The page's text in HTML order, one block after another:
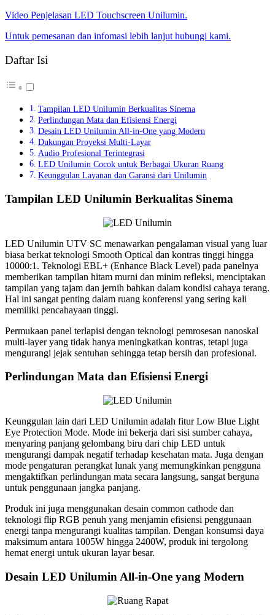
Video Penjelasan LED Touchscreen Unilumin.
Untuk pemesanan dan infomasi lebih lanjut hubungi kami.
Daftar Isi
Tampilan LED Unilumin Berkualitas Sinema
Perlindungan Mata dan Efisiensi Energi
Desain LED Unilumin All-in-One yang Modern
Dukungan Proyeksi Multi-Layar
Audio Profesional Terintegrasi
LED Unilumin Cocok untuk Berbagai Ukuran Ruang
Keunggulan Layanan dan Garansi dari Unilumin
Tampilan LED Unilumin Berkualitas Sinema
LED Unilumin UTV SC menawarkan pengalaman visual yang luar
biasa berkat teknologi Smooth Optical dan kontras tinggi hingga
10000:1. Teknologi EBL+ (Enhance Black Level) pada panelnya
memberikan tampilan hitam murni dan minim refleksi, menciptakan
tampilan yang tajam dan jernih bahkan dalam kondisi cahaya terang.
Hal ini sangat penting dalam ruang konferensi yang sering kali
memiliki pencahayaan tinggi.
Permukaan panel terlapisi dengan teknologi pemrosesan nanoskal
multi-layer yang tidak hanya meningkatkan kontras, tetapi juga
mengurangi jejak sentuhan sehingga tetap bersih dan profesional.
Perlindungan Mata dan Efisiensi Energi
Keunggulan lain dari LED Unilumin adalah fitur Low Blue Light
Eye Protection Mode. Mode ini bekerja dari sisi sumber cahaya,
menyaring panjang gelombang biru dari chip LED untuk
mengurangi dampak negatif terhadap kesehatan mata. Juga dengan
mode pengaturan perangkat lunak yang memungkinkan pengguna
mengaktifkan perlindungan mata secara langsung, sangat berguna
untuk penggunaan jangka panjang.
Produk ini juga menggunakan desain common cathode dan
teknologi flip RGB penuh yang menjamin efisiensi penggunaan
energi tanpa mengurangi kualitas tampilan. Dengan konsumsi daya
maksimum antara 1005W hingga 2400W, produk ini tergolong
hemat energi untuk ukuran layar besar.
Desain LED Unilumin All-in-One yang Modern